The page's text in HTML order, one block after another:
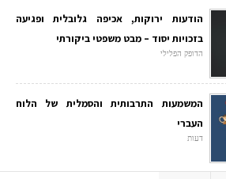
הודעות ירוקות, אכיפה גלובלית ופגיעה
בזכויות יסוד – מבט משפטי ביקורתי
הדופק הפלילי
המשמעות התרבותית והסמלית של הלוח
העברי
דעות